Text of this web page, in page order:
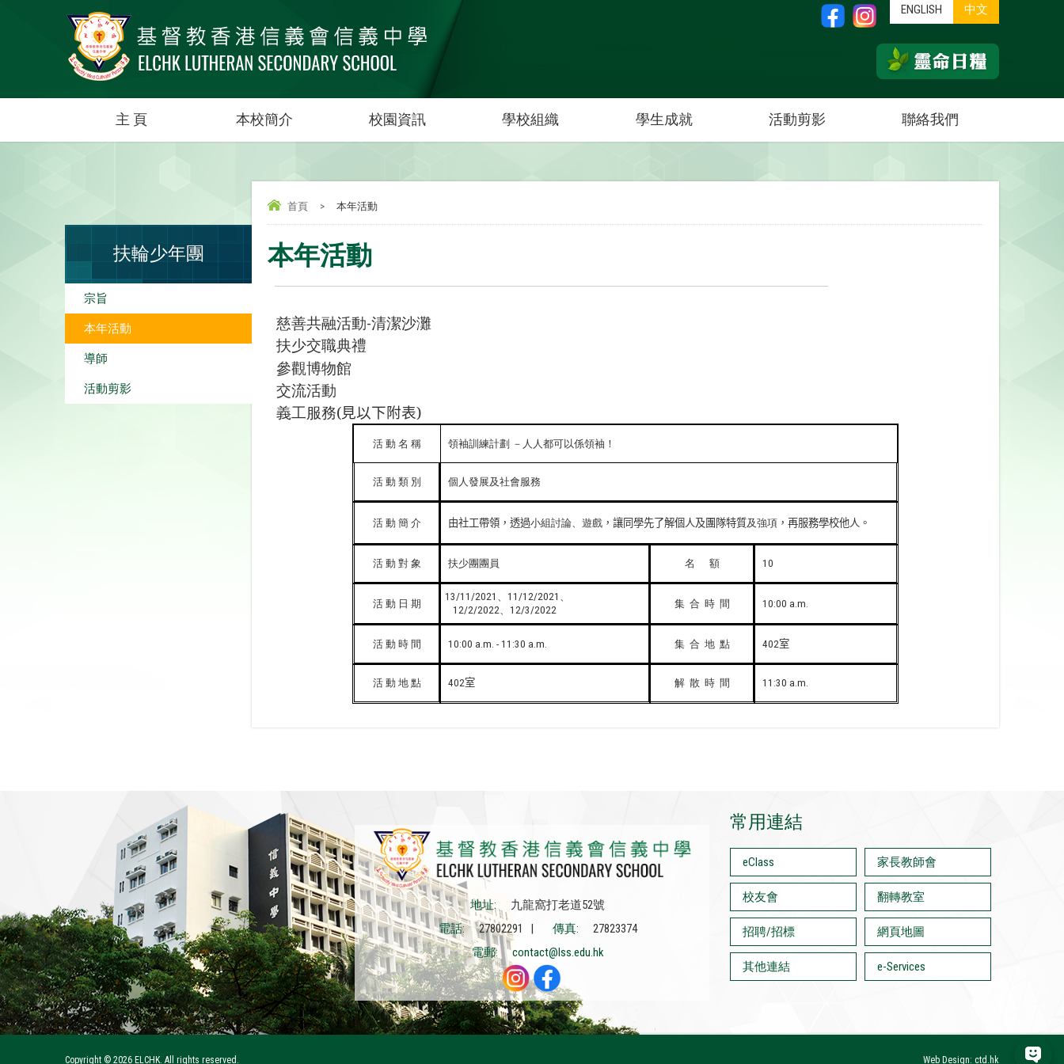
ENGLISH 中文
主 頁 本校簡介 校園資訊 學校組織 學生成就 活動剪影 聯絡我們
首頁 > 本年活動
本年活動
慈善共融活動-清潔沙灘
扶少交職典禮
參觀博物館
交流活動
義工服務(見以下附表)
活動 名 稱 領袖訓練計劃 －人人都可以係領袖！
活動 類 別 個人發展及社會服務
活動 簡介 由社工帶領，透過小組討論、遊戲 ，讓同學先了解個人及團隊特質及強項 ，再服務學校他人。
活動 對象 扶少團團員 名 額 10
活動 日 期 13/11/2021 、 11/12/2021 、
12/2/2022、12/3/2022 集 合 時 間 10:00 a.m.
活動 時間 10:00 a.m. - 11:30 a.m. 集 合 地 點 402室
活動 地點 402室 解 散 時 間 11:30 a.m.
扶輪少年團
宗旨
本年活動
導師
活動剪影
地址:
九龍窩打老道52號
電話:
27802291 | 傳真:
27823374
電郵:
contact@lss.edu.hk
常用連結
eClass 家長教師會
校友會 翻轉教室
招聘/招標 網頁地圖
其他連結 e-Services
Copyright © 2026 ELCHK. All rights reserved. Web Design: ctd.hk